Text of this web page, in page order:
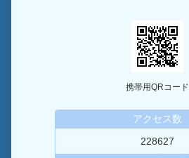
携帯用QRコード
アクセス数
228627